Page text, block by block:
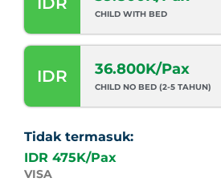
CHILD WITH BED
IDR 36.800K/Pax
CHILD NO BED (2-5 TAHUN)
Tidak termasuk:
IDR 475K/Pax
VISA